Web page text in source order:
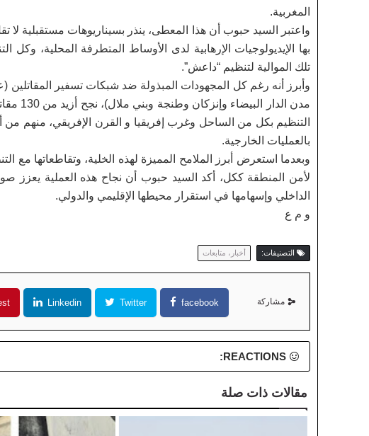
المغربية.
واعتبر السيد حبوب أن هذا المعطى، ينذر بسيناريوهات مستقبلية لا
بها الإيديولوجيات الإرهابية لدى الأوساط المتطرفة المحلية،
تلك الموالية لتنظيم “داعش”.
مدن
التنظيم بكل من الساحل وغرب إفريقيا و القرن الإفريقي، منهم
بالعمليات الخارجية.
وبعدما استعرض أبرز الملامح المميزة لهذه الخلية، وتقاطعاتها مع
لأمن المنطقة ككل، أكد السيد حبوب أن نجاح هذه العملية يعزز
الداخلي وإسهامها في استقرار محيطها الإقليمي والدولي.
و م ع
التصنيفات: أخبار، متابعات
مشاركة facebook
Twitter
Linkedin
REACTIONS:
مقالات ذات صلة